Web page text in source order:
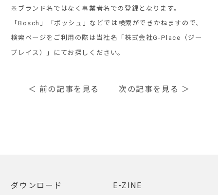
※ブランド名ではなく事業者名での登録となります。
「Bosch」「ボッシュ」などでは検索ができかねますので、
検索ページをご利用の際は当社名「株式会社G-Place（ジー
プレイス）」にてお探しください。
＜ 前の記事を見る 次の記事を見る ＞
ダウンロード E-ZINE